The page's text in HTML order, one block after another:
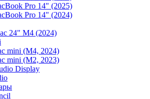
Pro 14" (2025)
Pro 14" (2024)
24" M4 (2024)
mini (M4, 2024)
mini (M2, 2023)
Display